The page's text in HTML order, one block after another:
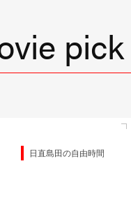
日直島田の自由時間